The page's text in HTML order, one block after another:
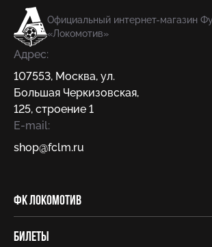
Официальный интернет-магазин
«Локомотив»
Адрес:
107553, Москва, ул.
Большая Черкизовская,
125, строение 1
E-mail:
shop@fсlm.ru
ФК Локомотив
Билеты